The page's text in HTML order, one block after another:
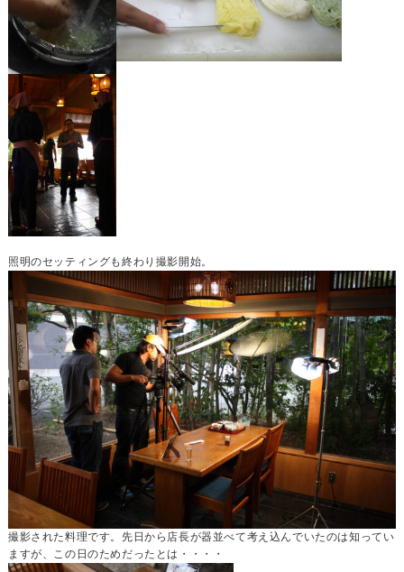
照明のセッティングも終わり撮影開始。
撮影された料理です。先日から店長が器並べて考え込んでいたのは知ってい
ますが、この日のためだったとは・・・・